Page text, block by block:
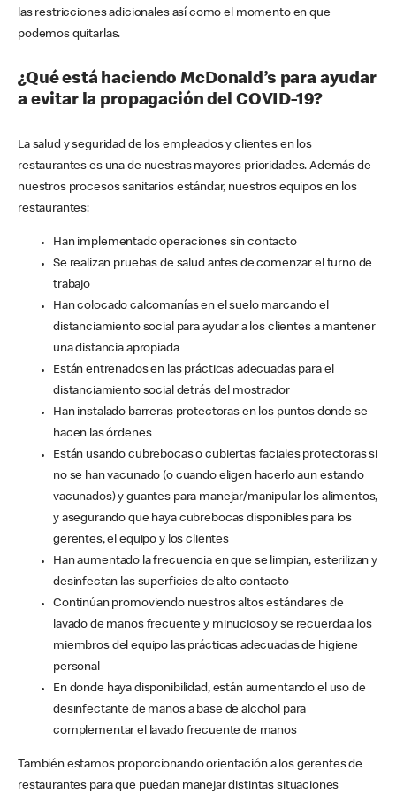
las restricciones adicionales así como el momento en que
podemos quitarlas.
¿Qué está haciendo McDonald’s para ayudar
a evitar la propagación del COVID-19?
La salud y seguridad de los empleados y clientes en los
restaurantes es una de nuestras mayores prioridades. Además de
nuestros procesos sanitarios estándar, nuestros equipos en los
restaurantes:
Han implementado operaciones sin contacto
Se realizan pruebas de salud antes de comenzar el turno de
trabajo
Han colocado calcomanías en el suelo marcando el
distanciamiento social para ayudar a los clientes a mantener
una distancia apropiada
Están entrenados en las prácticas adecuadas para el
distanciamiento social detrás del mostrador
Han instalado barreras protectoras en los puntos donde se
hacen las órdenes
Están usando cubrebocas o cubiertas faciales protectoras si
no se han vacunado (o cuando eligen hacerlo aun estando
vacunados) y guantes para manejar/manipular los alimentos,
y asegurando que haya cubrebocas disponibles para los
gerentes, el equipo y los clientes
Han aumentado la frecuencia en que se limpian, esterilizan y
desinfectan las superficies de alto contacto
Continúan promoviendo nuestros altos estándares de
lavado de manos frecuente y minucioso y se recuerda a los
miembros del equipo las prácticas adecuadas de higiene
personal
En donde haya disponibilidad, están aumentando el uso de
desinfectante de manos a base de alcohol para
complementar el lavado frecuente de manos
También estamos proporcionando orientación a los gerentes de
restaurantes para que puedan manejar distintas situaciones